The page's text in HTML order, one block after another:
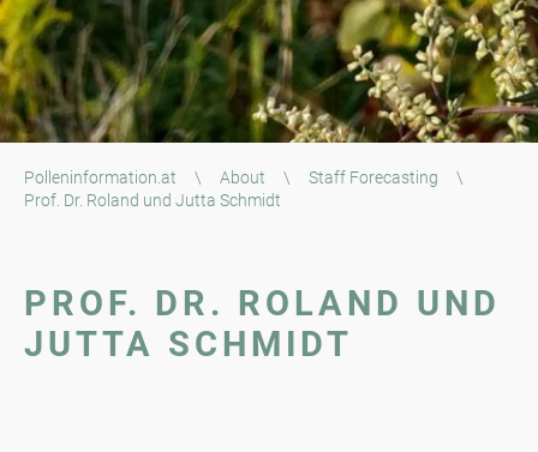
Polleninformation.at \ About \ Staff Forecasting
\
Prof. Dr. Roland und Jutta Schmidt
PROF. DR. ROLAND UND
JUTTA SCHMIDT